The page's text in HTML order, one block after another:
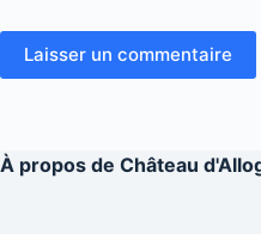
Laisser un commentaire
À propos de Château